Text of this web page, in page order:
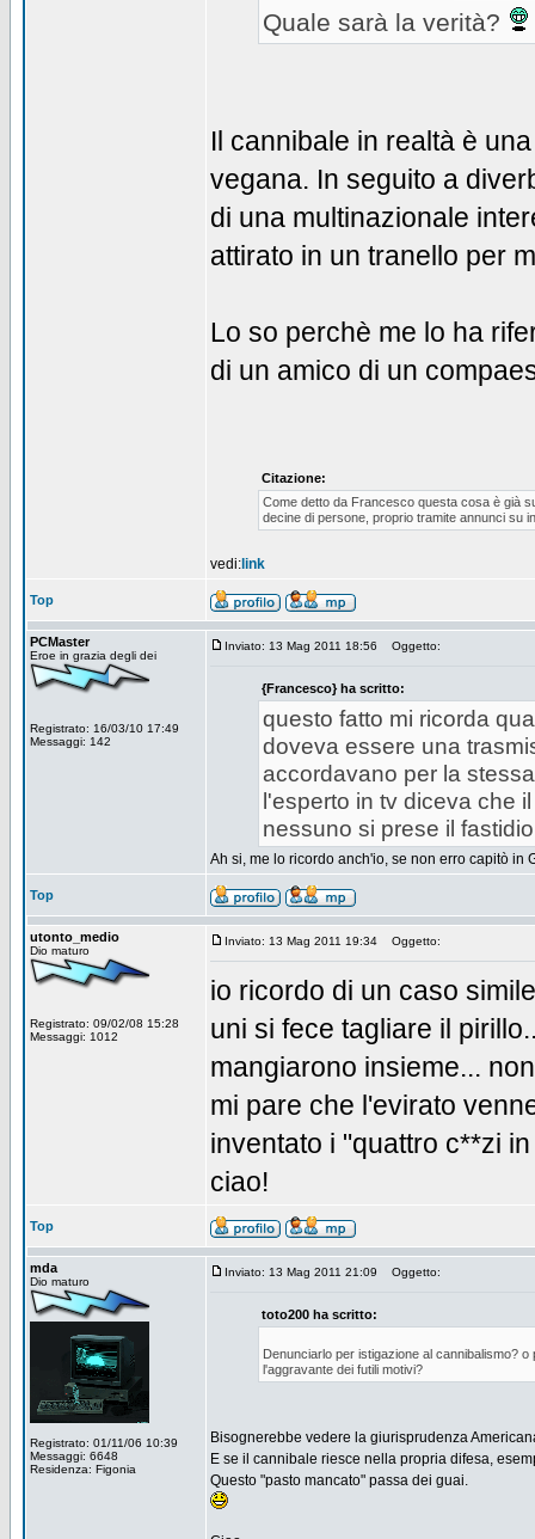
Quale sarà la verità?
Il cannibale in realtà è
vegana. In seguito a
di una multinazionale
attirato in un tranello per
Lo so perchè me lo ha
di un amico di un
Citazione:
Come detto da Francesco questa cosa è già
decine di persone, proprio tramite annunci su
vedi: link
Top
PCMaster
Eroe in grazia degli dei
Registrato: 16/03/10 17:49
Messaggi: 142
Inviato: 13 Mag 2011 18:56 Oggetto:
{Francesco} ha scritto:
questo fatto mi ricorda
doveva essere una
accordavano per la
l'esperto in tv diceva che
nessuno si prese il
Ah si, me lo ricordo anch'io, se non erro capitò in
Top
utonto_medio
Dio maturo
Registrato: 09/02/08 15:28
Messaggi: 1012
Inviato: 13 Mag 2011 19:34 Oggetto:
io ricordo di un caso
uni si fece tagliare il
mangiarono insieme...
mi pare che l'evirato
inventato i "quattro c**zi
ciao!
Top
mda
Dio maturo
Registrato: 01/11/06 10:39
Messaggi: 6648
Residenza: Figonia
Inviato: 13 Mag 2011 21:09 Oggetto:
toto200 ha scritto:
Denunciarlo per istigazione al cannibalismo?
l'aggravante dei futili motivi?
Bisognerebbe vedere la giurisprudenza
E se il cannibale riesce nella propria difesa,
Questo "pasto mancato" passa dei guai.